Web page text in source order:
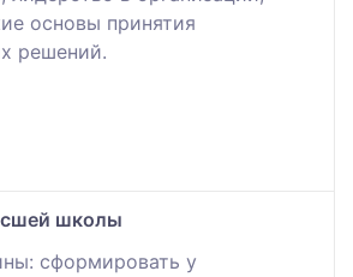
основы принятия
решений.
школы
сформировать у